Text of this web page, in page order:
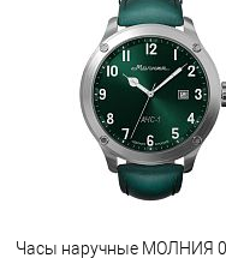
Часы наручные МОЛНИЯ